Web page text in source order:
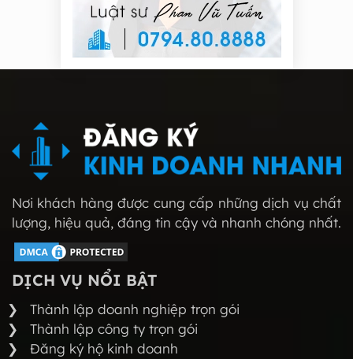
Nơi khách hàng được cung cấp những dịch vụ chất
lượng, hiệu quả, đáng tin cậy và nhanh chóng nhất.
DỊCH VỤ NỔI BẬT
Thành lập doanh nghiệp trọn gói
Thành lập công ty trọn gói
Đăng ký hộ kinh doanh